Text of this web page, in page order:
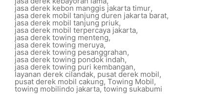
jasa derek kebon manggis jakarta timur,
jasa derek mobil tanjung duren jakarta barat,
jasa derek mobil tanjung priuk,
jasa derek mobil terpercaya jakarta,
jasa derek towing menteng,
jasa derek towing meruya,
jasa derek towing pesanggrahan,
jasa derek towing pondok indah,
jasa derek towing puri kembangan,
layanan derek cilandak, pusat derek mobil,
pusat derek mobil cakung, Towing Mobil,
towing mobilindo jakarta,towing sukabumi